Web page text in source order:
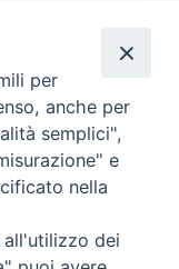
per
anche per
semplici",
e
nella
dei